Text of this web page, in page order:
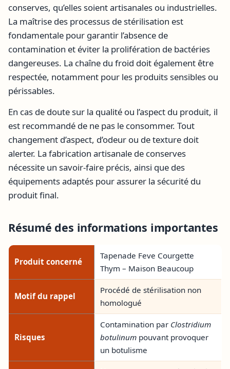
conserves, qu’elles soient artisanales ou industrielles.
La maîtrise des processus de stérilisation est
fondamentale pour garantir l’absence de
contamination et éviter la prolifération de bactéries
dangereuses. La chaîne du froid doit également être
respectée, notamment pour les produits sensibles ou
périssables.
En cas de doute sur la qualité ou l’aspect du produit, il
est recommandé de ne pas le consommer. Tout
changement d’aspect, d’odeur ou de texture doit
alerter. La fabrication artisanale de conserves
nécessite un savoir-faire précis, ainsi que des
équipements adaptés pour assurer la sécurité du
produit final.
Résumé des informations importantes
Produit concerné
Tapenade Feve Courgette
Thym – Maison Beaucoup
Motif du rappel
Procédé de stérilisation non
homologué
Risques
Contamination par Clostridium
botulinum pouvant provoquer
un botulisme